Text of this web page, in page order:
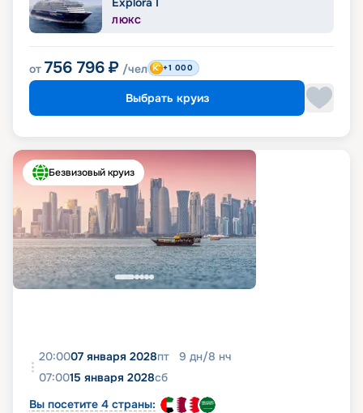
ЛЮКС
от 756 796 ₽ /чел +1 000
Выбрать круиз
Безвизовый круиз
20:0007 января 2028пт 9 дн/8 нч
07:0015 января 2028сб
Вы посетите 4 страны: